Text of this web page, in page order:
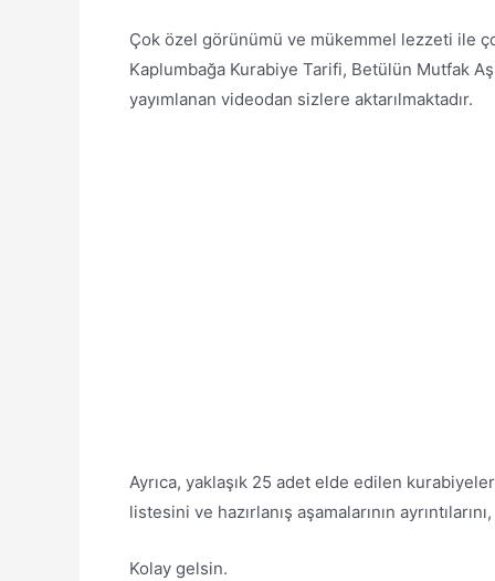
Çok özel görünümü ve mükemmel lezzeti ile
Kaplumbağa Kurabiye Tarifi, Betülün Mutfak
yayımlanan videodan sizlere aktarılmaktadır.
Ayrıca, yaklaşık 25 adet elde edilen
listesini ve hazırlanış aşamalarının
Kolay gelsin.